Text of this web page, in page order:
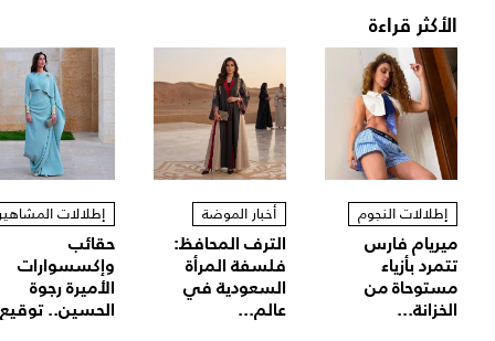
الأكثر قراءة
إطلالات النجوم
ميريام فارس
تتمرد بأزياء
مستوحاة من
الخزانة...
أخبار الموضة
الترف المحافظ:
فلسفة المرأة
السعودية في
عالم...
إطلالات
حقائب
وإكسسوارات
الأميرة رجوة
الحسين..